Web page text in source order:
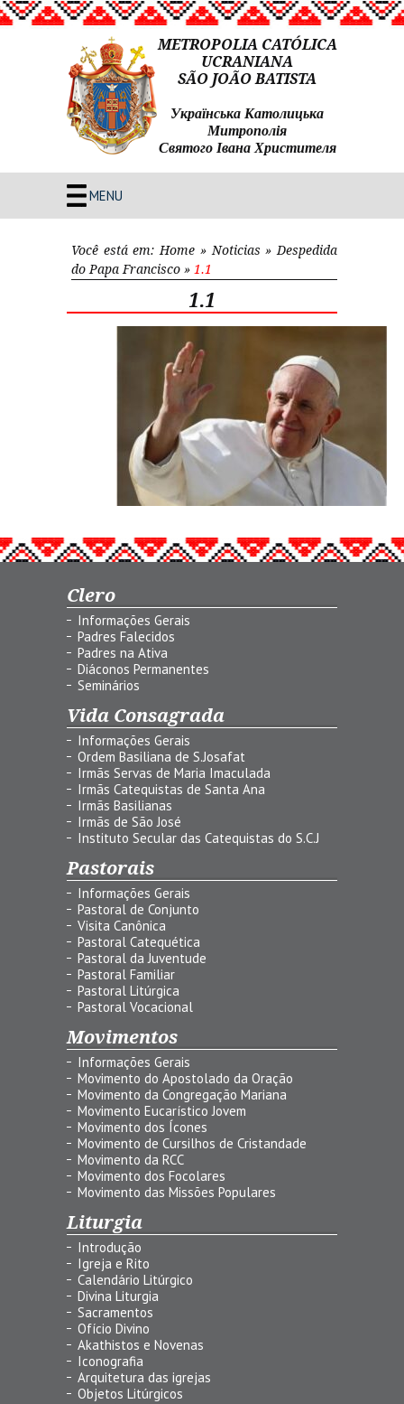
METROPOLIA CATÓLICA
UCRANIANA
SÃO JOÃO BATISTA
Українська Католицька
Митрополія
Святого Івана Христителя
MENU
Você está em: Home » Noticias » Despedida
do Papa Francisco » 1.1
1.1
Clero
Informações Gerais
Padres Falecidos
Padres na Ativa
Diáconos Permanentes
Seminários
Vida Consagrada
Informações Gerais
Ordem Basiliana de S.Josafat
Irmãs Servas de Maria Imaculada
Irmãs Catequistas de Santa Ana
Irmãs Basilianas
Irmãs de São José
Instituto Secular das Catequistas do S.C.J
Pastorais
Informações Gerais
Pastoral de Conjunto
Visita Canônica
Pastoral Catequética
Pastoral da Juventude
Pastoral Familiar
Pastoral Litúrgica
Pastoral Vocacional
Movimentos
Informações Gerais
Movimento do Apostolado da Oração
Movimento da Congregação Mariana
Movimento Eucarístico Jovem
Movimento dos Ícones
Movimento de Cursilhos de Cristandade
Movimento da RCC
Movimento dos Focolares
Movimento das Missões Populares
Liturgia
Introdução
Igreja e Rito
Calendário Litúrgico
Divina Liturgia
Sacramentos
Ofício Divino
Akathistos e Novenas
Iconografia
Arquitetura das igrejas
Objetos Litúrgicos